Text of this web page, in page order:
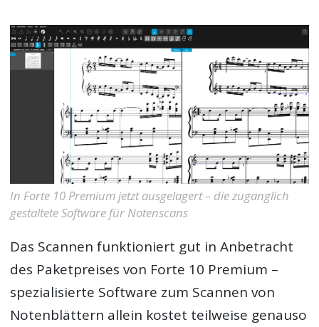
In Forte 10 Premium jetzt ausgelagert – die zugänglich
gestaltete Software für Notenscans
Das Scannen funktioniert gut in Anbetracht
des Paketpreises von Forte 10 Premium –
spezialisierte Software zum Scannen von
Notenblättern allein kostet teilweise genauso